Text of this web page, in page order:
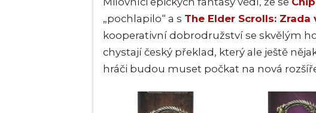
„pochlapilo“ a s The Elder Scrolls: Zrada
kooperativní dobrodružství se skvělým
chystají český překlad, který ale ještě
hráči budou muset počkat na nová